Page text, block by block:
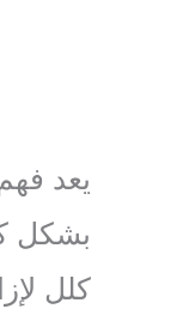
يعد
بشكل
كلل